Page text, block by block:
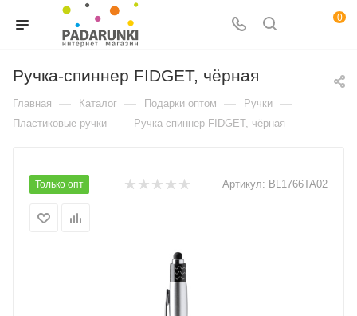
0
Ручка-спиннер FIDGET, чёрная
Главная — Каталог — Подарки оптом — Ручки —
Пластиковые ручки — Ручка-спиннер FIDGET, чёрная
Только опт Артикул: BL1766TA02